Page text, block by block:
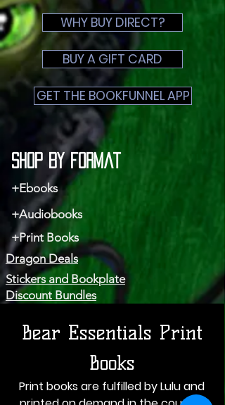
WHY BUY DIRECT?
BUY A GIFT CARD
GET THE BOOKFUNNEL APP
Shop by Format
+Ebooks
+Audiobooks
+Print Books
Dragon Deals
Stickers and Bookplate
Discount Bundles
Bear Essentials Print
Books
Print books are fulfilled by Lulu and